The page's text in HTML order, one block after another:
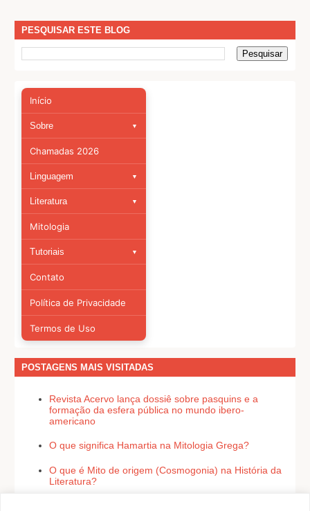
PESQUISAR ESTE BLOG
Início
Sobre ▼
Sobre
Artigos científicos
Chamadas 2026
Linguagem ▼
Fonologia
Morfologia
Sintaxe
Figuras de linguagem
Tópicos de linguagem
Literatura ▼
Crítica Literária
História da Literatura
Teoria da Literatura
Mitologia
Tutoriais ▼
ABNT
Currículo Lattes
ORCID
Contato
Política de Privacidade
Termos de Uso
POSTAGENS MAIS VISITADAS
Revista Acervo lança dossiê sobre pasquins e a
formação da esfera pública no mundo ibero-
americano
O que significa Hamartia na Mitologia Grega?
O que é Mito de origem (Cosmogonia) na História da
Literatura?